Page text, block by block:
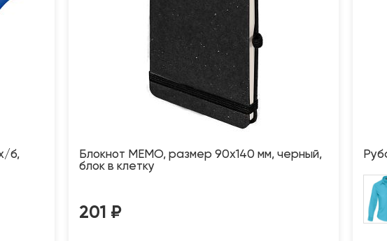
б,
Блокнот MEMO, размер 90х140 мм, черный,
блок в клетку
201 ₽